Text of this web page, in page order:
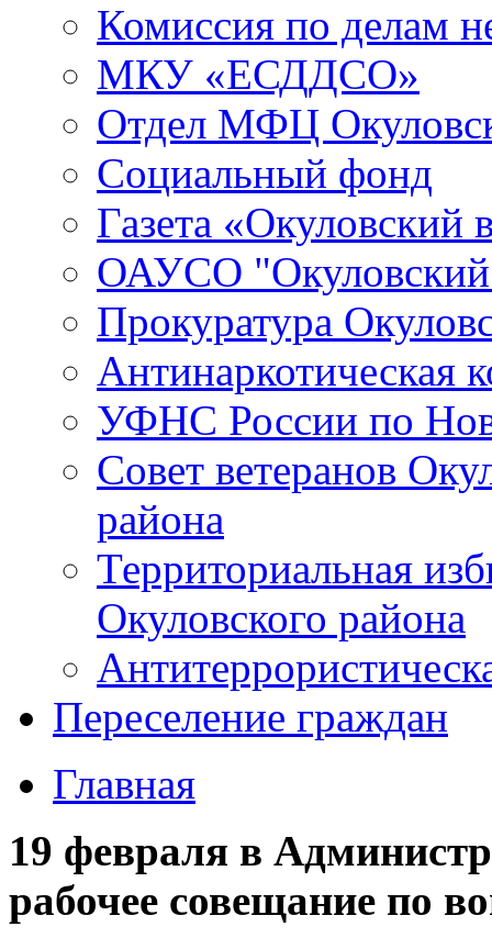
Комиссия по делам
МКУ «ЕСДДСО»
Отдел МФЦ
Социальный фонд
Газета «Окуловский
ОАУСО
Прокуратура
Антинаркотическая
УФНС России по
Совет ветеранов
района
Территориальная
Окуловского района
Переселение граждан
Главная
19 февраля в
рабочее совещание по